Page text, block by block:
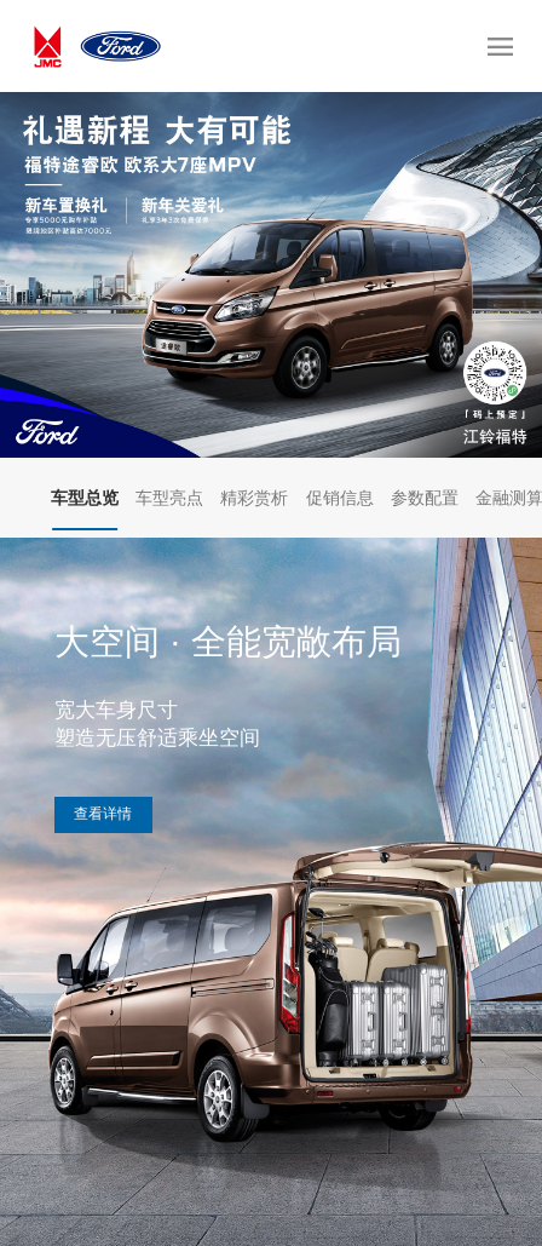
车型总览 车型亮点 精彩赏析 促销信息 参数配置 金融测
大空间 · 全能宽敞布局
宽大车身尺寸
塑造无压舒适乘坐空间
查看详情